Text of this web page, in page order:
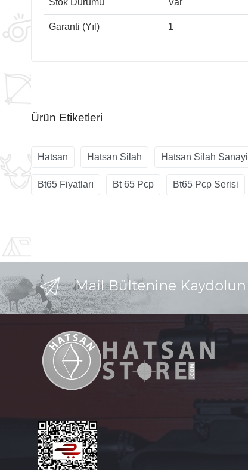
Stok Durumu Var
Garanti (Yıl) 1
Ürün Etiketleri
Hatsan Hatsan Silah Hatsan Silah Sanayi
Bt65 Fiyatları Bt 65 Pcp Bt65 Pcp Serisi